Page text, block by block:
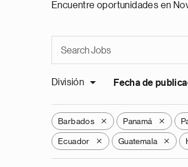
Encuentre oportunidades en
División Fecha de
Barbados X Panamá X
Ecuador X Guatemala X